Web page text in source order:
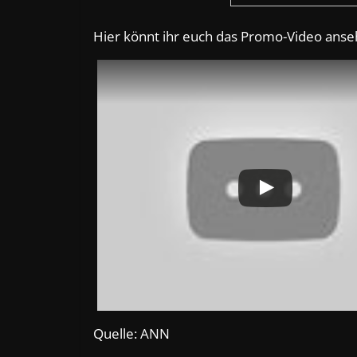
Hier könnt ihr euch das Promo-Video
Quelle: ANN